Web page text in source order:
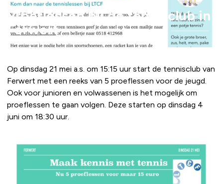
Proeflessen bij de tennisclub in
Ferwert
Op dinsdag 21 mei a.s. om 15:15 uur start de tennisclub van
Ferwert met een reeks van 5 proeflessen voor de jeugd.
Ook voor junioren en volwassenen is het mogelijk om
proeflessen te gaan volgen. Deze starten op dinsdag 4
juni om 18:30 uur.